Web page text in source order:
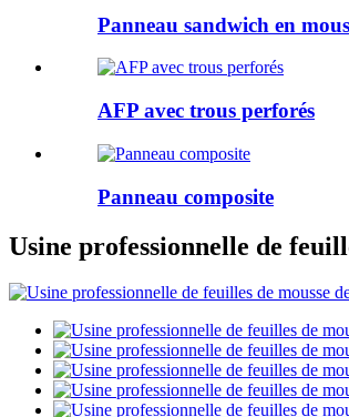
Panneau sandwich en
AFP avec trous perforés
Panneau composite
Usine professionnelle de